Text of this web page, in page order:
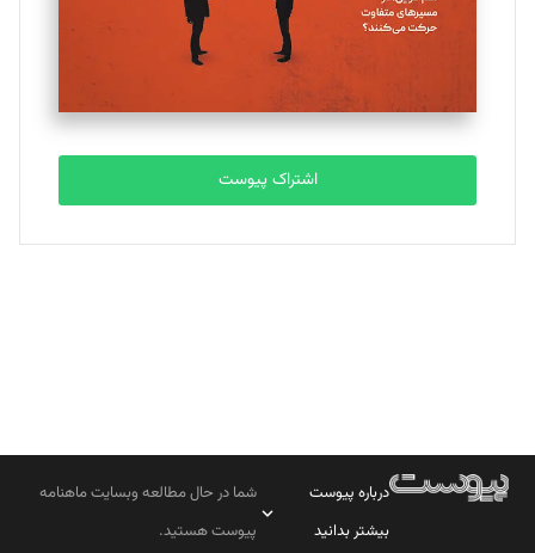
تحریریه
مصطفی مسجدی آرانی
تحریریه
بابک نقاش
تحریریه
اشتراک پیوست
درباره پیوست
بیشتر بدانید
شما در حال مطالعه وبسایت ماهنامه
پیوست هستید.